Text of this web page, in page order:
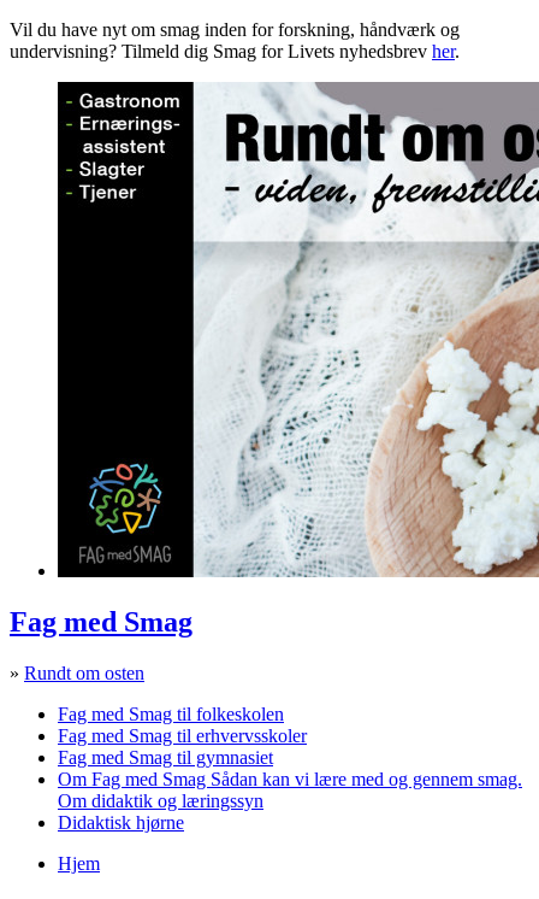
Vil du have nyt om smag inden for forskning, håndværk og
undervisning? Tilmeld dig Smag for Livets nyhedsbrev her.
Fag med Smag
» Rundt om osten
Fag med Smag til folkeskolen
Fag med Smag til erhvervsskoler
Fag med Smag til gymnasiet
Om Fag med Smag Sådan kan vi lære med og gennem smag.
Om didaktik og læringssyn
Didaktisk hjørne
Hjem